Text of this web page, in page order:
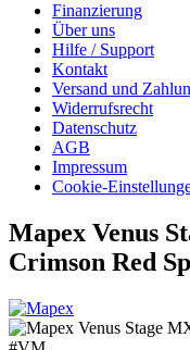
Finanzierung
Über uns
Hilfe / Support
Kontakt
Versand und
Widerrufsrecht
Datenschutz
AGB
Impressum
Cookie-
Mapex Venus
Crimson Red